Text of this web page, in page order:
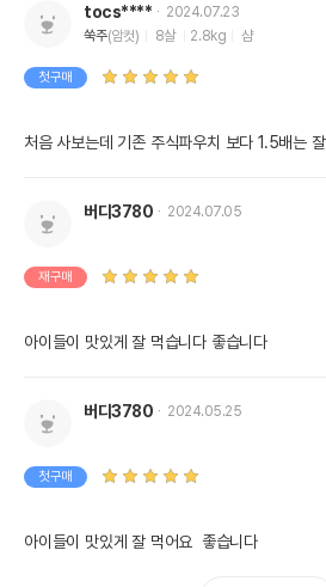
tocs****
2024.07.23
쑥주(암컷) 8살 2.8kg 샴
첫구매
처음 사보는데 기존 주식파우치 보다 1.5배는
버디3780 2024.07.05
재구매
아이들이 맛있게 잘 먹습니다 좋습니다
버디3780 2024.05.25
첫구매
아이들이 맛있게 잘 먹어요  좋습니다